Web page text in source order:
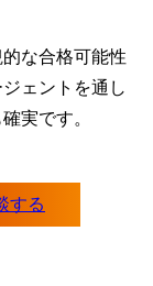
な合格可能性
ェントを通し
実です。